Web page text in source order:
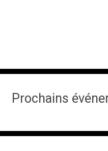
Prochains